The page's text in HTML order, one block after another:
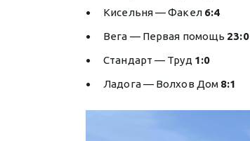
Кисельня — Факел 6:4
Вега — Первая помощь 23:0
Стандарт — Труд 1:0
Ладога — Волхов Дом 8:1